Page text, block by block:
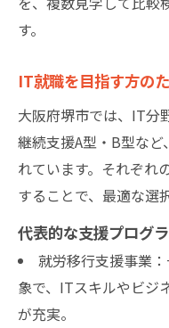
す。
IT就職を目指す方の
大阪府堺市では、IT分
継続支援A型・B型な
れています。それぞれ
することで、最適な選
代表的な支援プログ
就労移行支援事業
象で、ITスキルやビジ
が充実。